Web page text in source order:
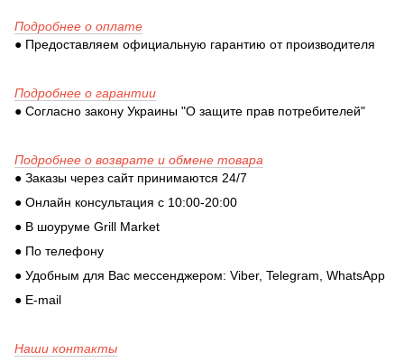
Подробнее о оплате
● Предоставляем официальную гарантию от производителя
Подробнее о гарантии
● Согласно закону Украины "О защите прав потребителей"
Подробнее о возврате и обмене товара
● Заказы через сайт принимаются 24/7
● Онлайн консультация с 10:00-20:00
● В шоуруме Grill Market
● По телефону
● Удобным для Вас мессенджером: Viber, Telegram, WhatsApp
● E-mail
Наши контакты